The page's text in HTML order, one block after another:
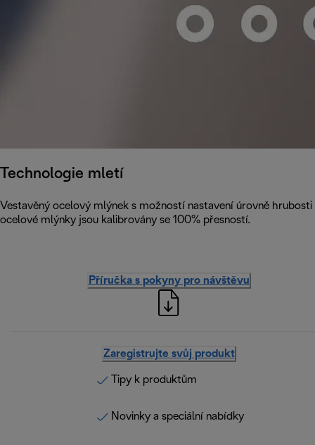
Technologie mletí
Vestavěný ocelový mlýnek s možností nastavení úrovně
ocelové mlýnky jsou kalibrovány se 100% přesností.
Příručka s pokyny pro návštěvu
Zaregistrujte svůj produkt
Tipy k produktům
Novinky a speciální nabídky